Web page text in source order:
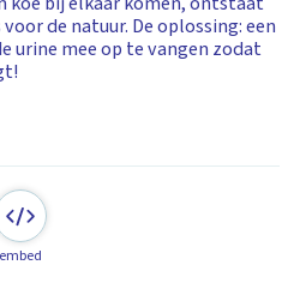
de natuur. De oplossing: een
urine mee op te vangen zodat
embed